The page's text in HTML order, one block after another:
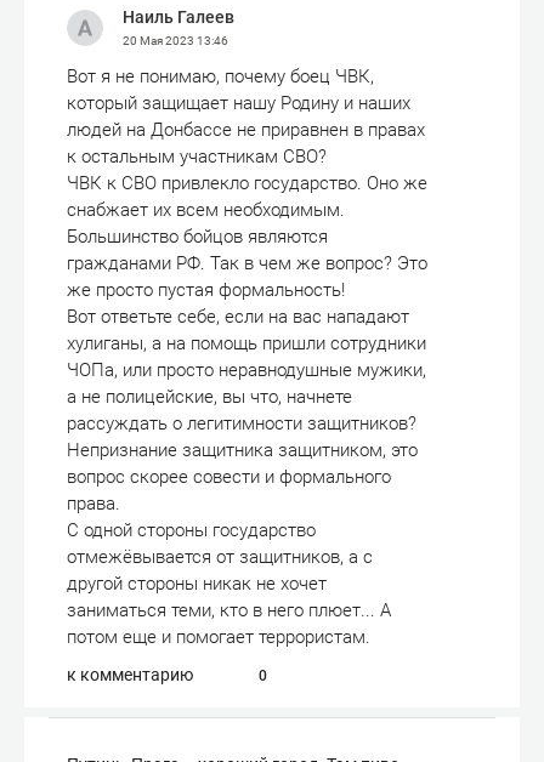
Наиль Галеев
20 Мая 2023 13:46
Вот я не понимаю, почему боец ЧВК,
который защищает нашу Родину и наших
людей на Донбассе не приравнен в правах
к остальным участникам СВО?
ЧВК к СВО привлекло государство. Оно же
снабжает их всем необходимым.
Большинство бойцов являются
гражданами РФ. Так в чем же вопрос? Это
же просто пустая формальность!
Вот ответьте себе, если на вас нападают
хулиганы, а на помощь пришли сотрудники
ЧОПа, или просто неравнодушные мужики,
а не полицейские, вы что, начнете
рассуждать о легитимности защитников?
Непризнание защитника защитником, это
вопрос скорее совести и формального
права.
С одной стороны государство
отмежёвывается от защитников, а с
другой стороны никак не хочет
заниматься теми, кто в него плюет... А
потом еще и помогает террористам.
к комментарию 0